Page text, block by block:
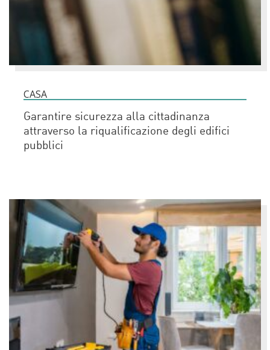
CASA
Garantire sicurezza alla cittadinanza
attraverso la riqualificazione degli edifici
pubblici